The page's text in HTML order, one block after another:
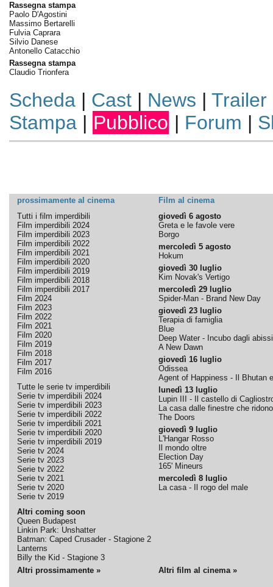
Rassegna stampa
Paolo D'Agostini
Massimo Bertarelli
Fulvia Caprara
Silvio Danese
Antonello Catacchio
Rassegna stampa
Claudio Trionfera
Scheda| Cast| News | Trailer
Stampa| Pubblico | Forum |
prossimamente al cinema
Film al cinema
Tutti i film imperdibili
Film imperdibili 2024
Film imperdibili 2023
Film imperdibili 2022
Film imperdibili 2021
Film imperdibili 2020
Film imperdibili 2019
Film imperdibili 2018
Film imperdibili 2017
Film 2024
Film 2023
Film 2022
Film 2021
Film 2020
Film 2019
Film 2018
Film 2017
Film 2016
Tutte le serie tv imperdibili
Serie tv imperdibili 2024
Serie tv imperdibili 2023
Serie tv imperdibili 2022
Serie tv imperdibili 2021
Serie tv imperdibili 2020
Serie tv imperdibili 2019
Serie tv 2024
Serie tv 2023
Serie tv 2022
Serie tv 2021
Serie tv 2020
Serie tv 2019
Altri coming soon
Queen Budapest
Linkin Park: Unshatter
Batman: Caped Crusader - Stagione 2
Lanterns
Billy the Kid - Stagione 3
giovedì 6 agosto
Greta e le favole vere
Borgo
mercoledì 5 agosto
Hokum
giovedì 30 luglio
Kim Novak's Vertigo
mercoledì 29 luglio
Spider-Man - Brand New Day
giovedì 23 luglio
Terapia di famiglia
Blue
Deep Water - Incubo dagli abissi
A New Dawn
giovedì 16 luglio
Odissea
Agent of Happiness - Il Bhutan
lunedì 13 luglio
Lupin III - Il castello di
La casa dalle finestre che ridono
The Doors
giovedì 9 luglio
L'Hangar Rosso
Il mondo oltre
Election Day
165' Mineurs
mercoledì 8 luglio
La casa - Il rogo del male
Altri prossimamente » Altri film al cinema »